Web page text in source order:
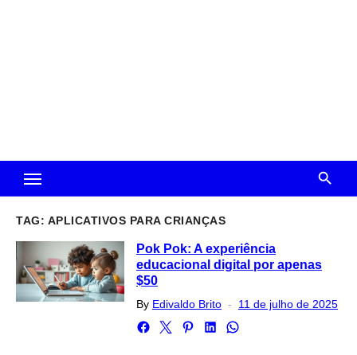
TAG: APLICATIVOS PARA CRIANÇAS
Pok Pok: A experiência
educacional digital por apenas
$50
By Edivaldo Brito
Posted
11 de julho de 2025